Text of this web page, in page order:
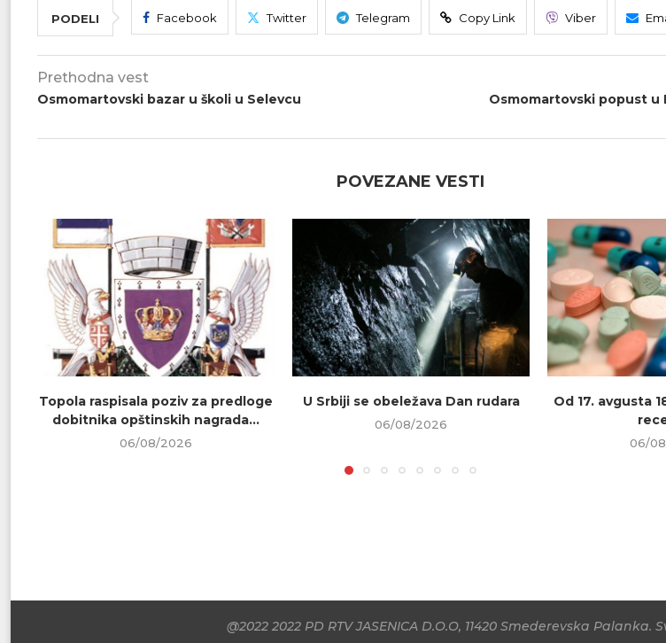
PODELI Facebook Twitter Telegram Copy Link Viber
Prethodna vest
Osmomartovski bazar u školi u Selevcu
Osmomartovski popust u
POVEZANE VESTI
Topola raspisala poziv za predloge
dobitnika opštinskih nagrada...
06/08/2026
U Srbiji se obeležava Dan rudara
06/08/2026
Od 17. avgusta
06/
@2022 2022 PD RTV JASENICA D.O.O, 11420 Smederevska